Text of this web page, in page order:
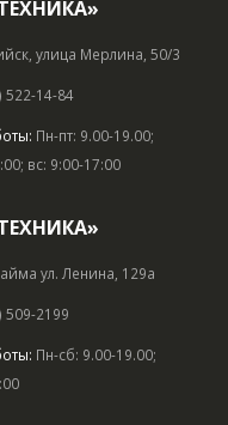
улица Мерлина, 50/3
522-14-84
Пн-пт: 9.00-19.00;
вс: 9:00-17:00
ул. Ленина, 129а
509-2199
Пн-сб: 9.00-19.00;